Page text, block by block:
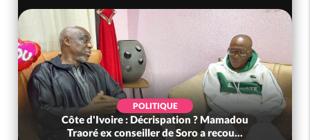
POLITIQUE
Côte d'Ivoire : Décrispation ? Mamadou
Traoré ex conseiller de Soro a recou...